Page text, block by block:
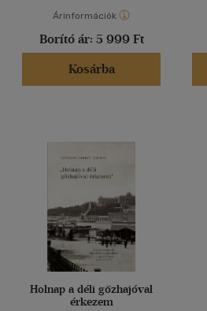
Árinformációk
Borító ár: 5 999 Ft
Kosárba
Holnap a déli gőzhajóval
érkezem